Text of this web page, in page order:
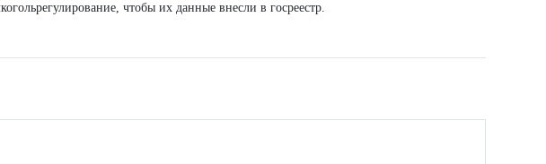
чтобы их данные внесли в госреестр.